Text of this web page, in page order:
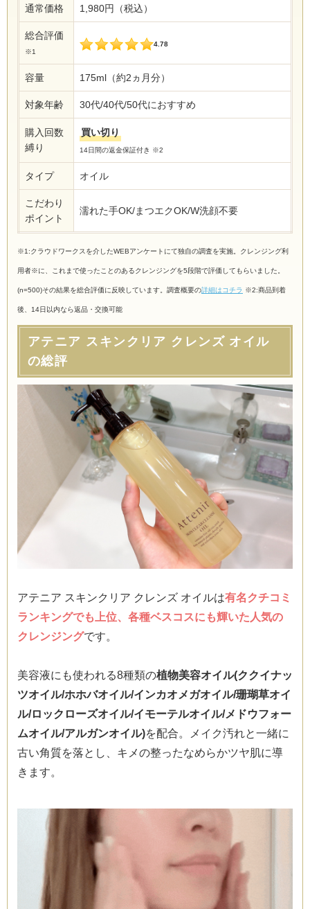
通常価格 1,980円（税込）
総合評価
※1
4.78
容量 175ml（約2ヵ月分）
対象年齢 30代/40代/50代におすすめ
購入回数
縛り
買い切り
14日間の返金保証付き ※2
タイプ オイル
こだわり
ポイント
濡れた手OK/まつエクOK/W洗顔不要
※1:クラウドワークスを介したWEBアンケートにて独自の調査を実施。クレンジング利
用者※に、これまで使ったことのあるクレンジングを5段階で評価してもらいました。
(n=500)その結果を総合評価に反映しています。調査概要の詳細はコチラ ※2:商品到着
後、14日以内なら返品・交換可能
アテニア スキンクリア クレンズ オイル
の総評
アテニア スキンクリア クレンズ オイルは有名クチコミ
ランキングでも上位、各種ベスコスにも輝いた人気の
クレンジングです。
美容液にも使われる8種類の植物美容オイル(ククイナッ
ツオイル/ホホバオイル/インカオメガオイル/珊瑚草オイ
ル/ロックローズオイル/イモーテルオイル/メドウフォー
ムオイル/アルガンオイル)を配合。メイク汚れと一緒に
古い角質を落とし、キメの整ったなめらかツヤ肌に導
きます。